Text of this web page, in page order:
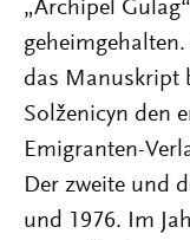
„Archipel
das Manuskript
Solženicyn den
Emigranten-
Der zweite und
und 1976. Im